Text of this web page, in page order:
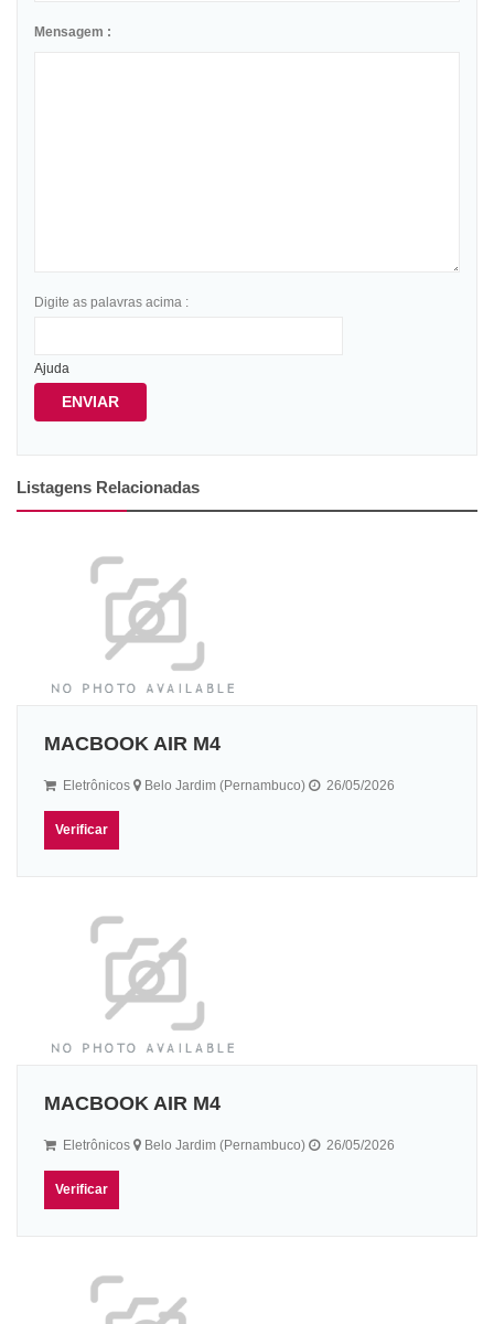
Mensagem :
Digite as palavras acima :
Ajuda
ENVIAR
Listagens Relacionadas
MACBOOK AIR M4
Eletrônicos Belo Jardim (Pernambuco) 26/05/2026
Verificar
MACBOOK AIR M4
Eletrônicos Belo Jardim (Pernambuco) 26/05/2026
Verificar